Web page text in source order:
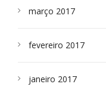
março 2017
fevereiro 2017
janeiro 2017